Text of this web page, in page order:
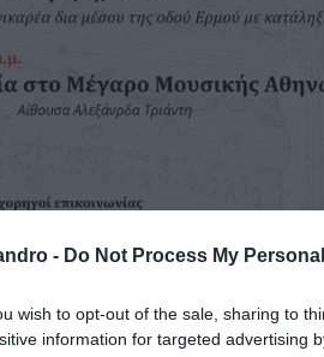
- Do Not Process My
wish to opt-out of the sale, sharing to
information for targeted advertising
Μουσικών Συνόλων στην Αθήνα